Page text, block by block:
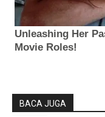
BACA JUGA